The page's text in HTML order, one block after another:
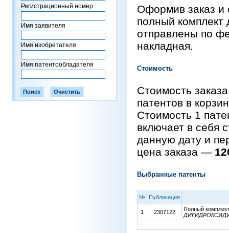
Регистрационный номер
Имя заявителя
Имя изобретателя
Имя патентообладателя
Оформив заказ и
полный комплект
отправлены по
накладная.
Стоимость
Стоимость
патентов в
Стоимость 1
включает в себя
данную дату и
цена заказа —
Выбранные патенты
№ Публикация
1 2307122
Полный